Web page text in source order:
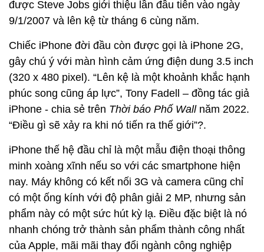
được Steve Jobs giới thiệu lần đầu tiên vào ngày
9/1/2007 và lên kệ từ tháng 6 cùng năm.
Chiếc iPhone đời đầu còn được gọi là iPhone 2G,
gây chú ý với màn hình cảm ứng điện dung 3.5 inch
(320 x 480 pixel). “Lên kệ là một khoảnh khắc hạnh
phúc song cũng áp lực”, Tony Fadell – đồng tác giả
iPhone - chia sẻ trên Thời báo Phố Wallnăm 2022.
“Điều gì sẽ xảy ra khi nó tiến ra thế giới”?.
iPhone thế hệ đầu chỉ là một mẫu điện thoại thông
minh xoàng xĩnh nếu so với các smartphone hiện
nay. Máy không có kết nối 3G và camera cũng chỉ
có một ống kính với độ phân giải 2 MP, nhưng sản
phẩm này có một sức hút kỳ lạ. Điều đặc biệt là nó
nhanh chóng trở thành sản phẩm thành công nhất
của Apple, mãi mãi thay đổi ngành công nghiệp